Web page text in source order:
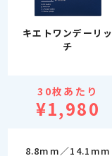
キエトワンデーリッ
チ
30枚あたり
¥1,980
8.8mm／14.1mm